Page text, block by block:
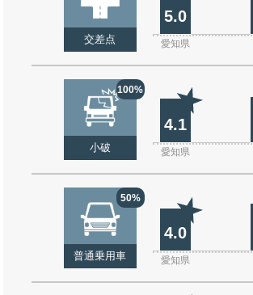
交差点
5.0
愛知県
100%
小破
4.1
愛知県
50%
普通乗用車
4.0
愛知県